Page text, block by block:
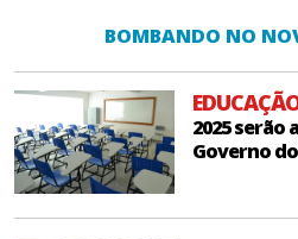
BOMBANDO NO
2025 serão
Governo